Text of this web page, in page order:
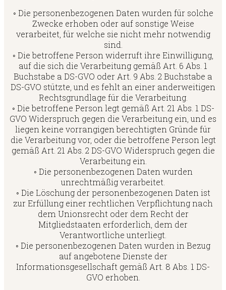
◦ Die personenbezogenen Daten wurden für solche
Zwecke erhoben oder auf sonstige Weise
verarbeitet, für welche sie nicht mehr notwendig
sind.
◦ Die betroffene Person widerruft ihre Einwilligung,
auf die sich die Verarbeitung gemäß Art. 6 Abs. 1
Buchstabe a DS-GVO oder Art. 9 Abs. 2 Buchstabe a
DS-GVO stützte, und es fehlt an einer anderweitigen
Rechtsgrundlage für die Verarbeitung.
◦ Die betroffene Person legt gemäß Art. 21 Abs. 1 DS-
GVO Widerspruch gegen die Verarbeitung ein, und es
liegen keine vorrangigen berechtigten Gründe für
die Verarbeitung vor, oder die betroffene Person legt
gemäß Art. 21 Abs. 2 DS-GVO Widerspruch gegen die
Verarbeitung ein.
◦ Die personenbezogenen Daten wurden
unrechtmäßig verarbeitet.
◦ Die Löschung der personenbezogenen Daten ist
zur Erfüllung einer rechtlichen Verpflichtung nach
dem Unionsrecht oder dem Recht der
Mitgliedstaaten erforderlich, dem der
Verantwortliche unterliegt.
◦ Die personenbezogenen Daten wurden in Bezug
auf angebotene Dienste der
Informationsgesellschaft gemäß Art. 8 Abs. 1 DS-
GVO erhoben.